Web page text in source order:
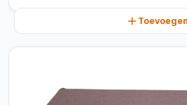
Toevoegen